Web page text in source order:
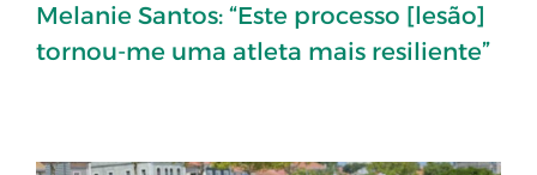
Melanie Santos: “Este processo [lesão]
tornou-me uma atleta mais resiliente”